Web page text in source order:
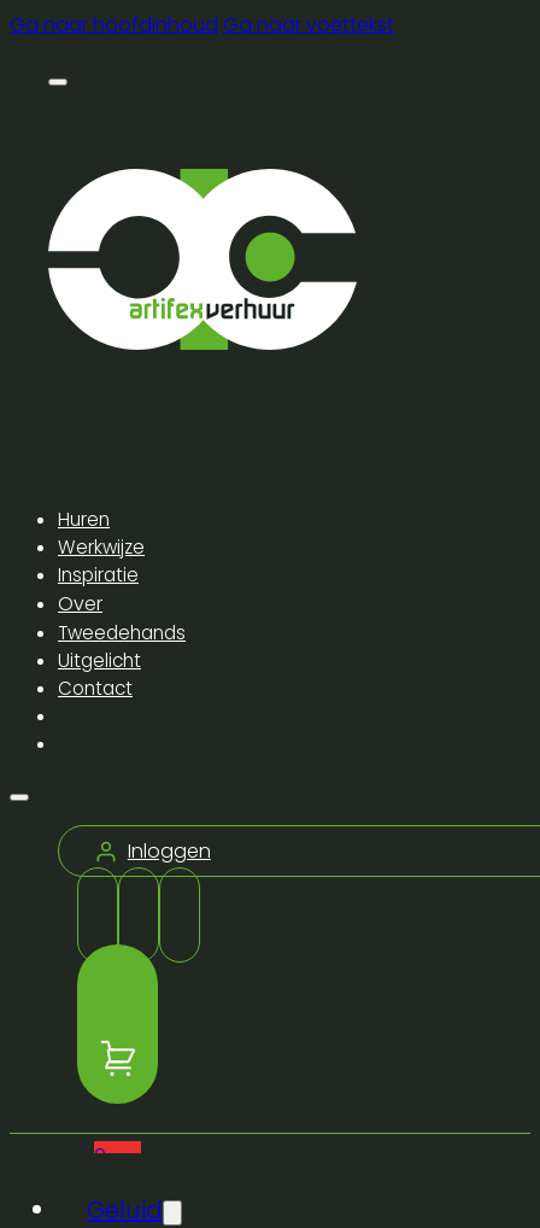
Ga naar hoofdinhoud Ga naar voettekst
Huren
Werkwijze
Inspiratie
Over
Tweedehands
Uitgelicht
Contact
Inloggen
0
Geluid